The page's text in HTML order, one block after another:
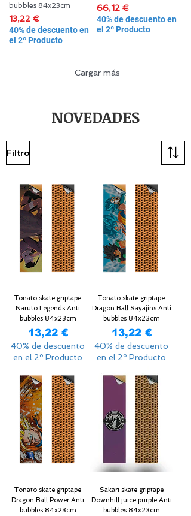
bubbles 84x23cm
Precio
13,22 €
40% de descuento en
el 2º Producto
Precio
66,12 €
40% de descuento en
el 2º Producto
Cargar más
NOVEDADES
Filtro
Tonato skate griptape
Naruto Legends Anti
bubbles 84x23cm
Precio
13,22 €
40% de descuento
en el 2º Producto
Tonato skate griptape
Dragon Ball Sayajins Anti
bubbles 84x23cm
Precio
13,22 €
40% de descuento
en el 2º Producto
Tonato skate griptape
Dragon Ball Power Anti
bubbles 84x23cm
Sakari skate griptape
Downhill juice purple Anti
bubbles 84x23cm